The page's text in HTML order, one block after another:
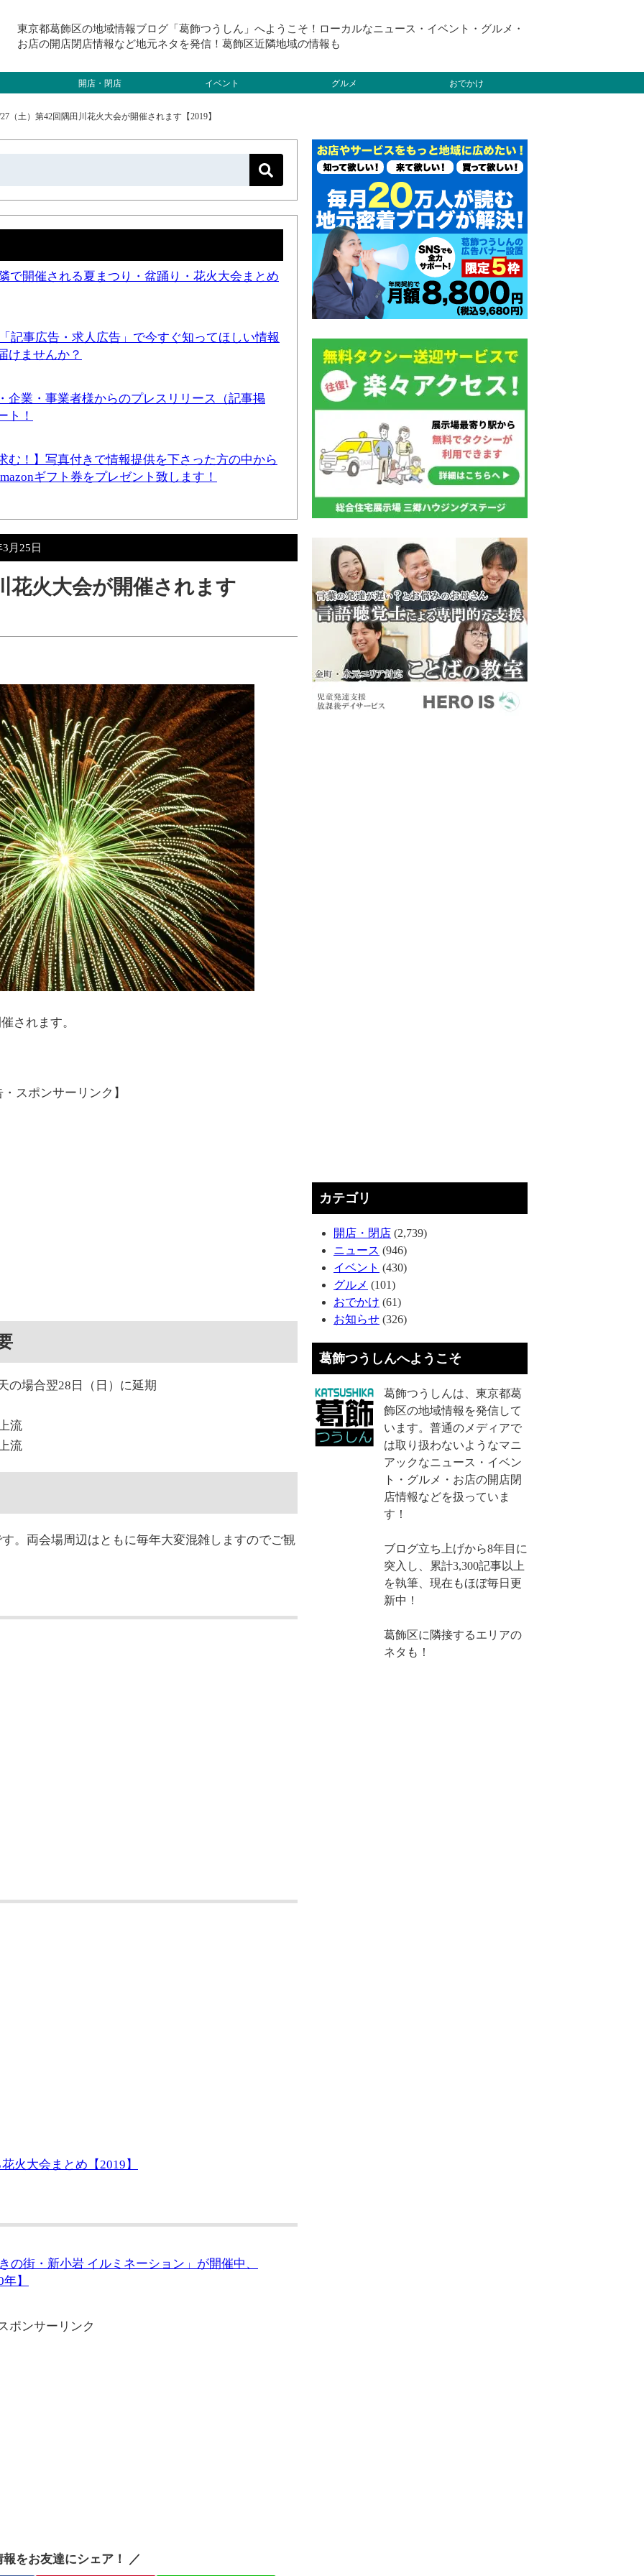
東京都葛飾区の地域情報ブログ「葛飾つうしん」へようこそ！ローカルなニュース・イベント・グルメ・
お店の開店閉店情報など地元ネタを発信！葛飾区近隣地域の情報も
開店・閉店 イベント グルメ おでかけ
（土）第42回隅田川花火大会が開催されます【2019】
で開催される夏まつり・盆踊り・花火大会まとめ
記事広告・求人広告」で今すぐ知ってほしい情報
けませんか？
企業・事業者様からのプレスリリース（記事掲
ト！
む！】写真付きで情報提供を下さった方の中から
ギフト券をプレゼント致します！
月25日
花火大会が開催されます
されます。
スポンサーリンク】
の場合翌28日（日）に延期
流
流
。両会場周辺はともに毎年大変混雑しますのでご観
火大会まとめ【2019】
の街・新小岩 イルミネーション」が開催中、
】
ポンサーリンク
をお友達にシェア！ ／
カテゴリ
開店・閉店 (2,739)
ニュース (946)
イベント (430)
グルメ (101)
おでかけ (61)
お知らせ (326)
葛飾つうしんへようこそ
葛飾つうしんは、東京都葛
飾区の地域情報を発信して
います。普通のメディアで
は取り扱わないようなマニ
アックなニュース・イベン
ト・グルメ・お店の開店閉
店情報などを扱っていま
す！
ブログ立ち上げから8年目に
突入し、累計3,300記事以上
を執筆、現在もほぼ毎日更
新中！
葛飾区に隣接するエリアの
ネタも！